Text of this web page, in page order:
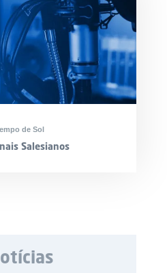
de Sol
Salesianos